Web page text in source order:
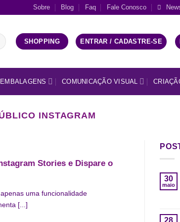
Sobre Blog Faq Fale Conosco
SHOPPING ENTRAR / CADASTRE-SE
COMUNICAÇÃO VISUAL
INSTAGRAM
Stories e Dispare o
uma funcionalidade
[...]
30
maio
28